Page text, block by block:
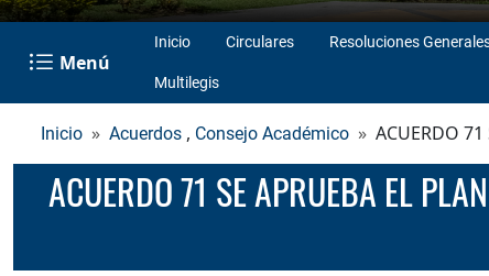
Menú
Inicio Circulares Resoluciones
Multilegis
Inicio Acuerdos , Consejo Académico ACUERDO 71
ACUERDO 71 SE APRUEBA EL PLAN DE ESTUDIOS PARA EL PRIMER SEMESTRE DEL PROGRAMA DE INGENIERIA